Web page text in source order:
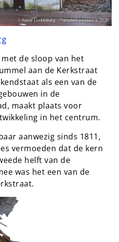
de sloop van het
aan de Kerkstraat
als een van de
in de
maakt plaats voor
in het centrum.
aanwezig sinds 1811,
vermoeden dat de kern
helft van de
was het een van de